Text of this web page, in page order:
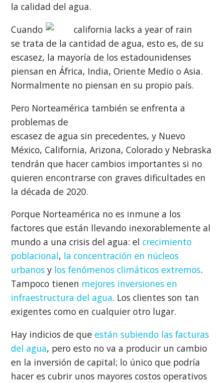
la calidad del agua.
Cuando
se trata de la cantidad de agua, esto es, de su
escasez, la mayoría de los estadounidenses
piensan en África, India, Oriente Medio o Asia.
Normalmente no piensan en su propio país.
Pero Norteamérica también se enfrenta a
problemas de
escasez de agua sin precedentes, y Nuevo
México, California, Arizona, Colorado y Nebraska
tendrán que hacer cambios importantes si no
quieren encontrarse con graves dificultades en
la década de 2020.
Porque Norteamérica no es inmune a los
factores que están llevando inexorablemente al
mundo a una crisis del agua: elcrecimiento
poblacional, la concentración en núcleos
urbanos y los fenómenos climáticos extremos.
Tampoco tienen mejores inversiones en
infraestructura del agua. Los clientes son tan
exigentes como en cualquier otro lugar.
Hay indicios de queestán subiendo las facturas
del agua, pero esto no va a producir un cambio
en la inversión de capital; lo único que podría
hacer es cubrir unos mayores costos operativos